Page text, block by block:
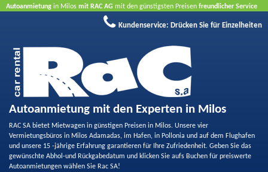
Autoanmietung in Milos mit RAC AG mit den günstigsten Preisen freundlicher Service
Buchen Sie jetzt, profitieren Sie von unseren Angeboten
Kundenservice: Drücken Sie für Einzelheiten
Autoanmietung mit den Experten in Milos
RAC SA bietet Mietwagen in günstigen Preisen in Milos. Unsere vier
Vermietungsbüros in Milos Adamadas, im Hafen, in Pollonia und auf dem Flughafen
und unsere 15 -jährige Erfahrung garantieren für Ihre Zufriedenheit. Geben Sie das
gewünschte Abhol-und Rückgabedatum und klicken Sie aufs Buchen für preiswerte
Autoanmietungen wählen Sie Rac SA!